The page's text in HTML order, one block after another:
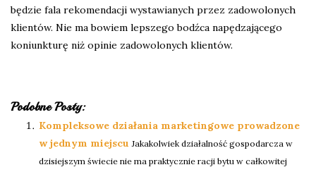
będzie fala rekomendacji wystawianych przez zadowolonych
klientów. Nie ma bowiem lepszego bodźca napędzającego
koniunkturę niż opinie zadowolonych klientów.
Podobne Posty:
Kompleksowe działania marketingowe prowadzone
w jednym miejscu Jakakolwiek działalność gospodarcza w
dzisiejszym świecie nie ma praktycznie racji bytu w całkowitej